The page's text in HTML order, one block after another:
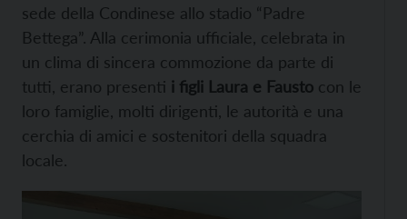
sede della Condinese allo stadio “Padre
Bettega”. Alla cerimonia ufficiale, celebrata in
un clima di sincera commozione da parte di
tutti, erano presenti i figli Laura e Fausto con le
loro famiglie, molti dirigenti, le autorità e una
cerchia di amici e sostenitori della squadra
locale.